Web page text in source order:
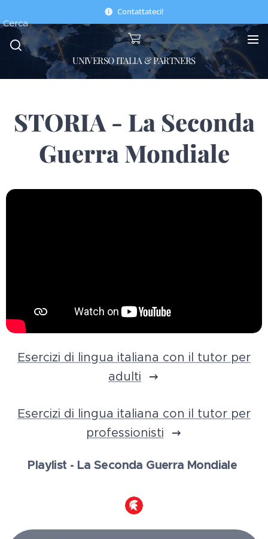
Contattateci!
UNIVERSO ITALIA & PARTNERS
Cerca
STORIA - La Seconda
Guerra Mondiale
Esercizi di lingua italiana con il tutor per
adulti
Esercizi di lingua italiana con il tutor per
professionisti
Playlist - La Seconda Guerra Mondiale